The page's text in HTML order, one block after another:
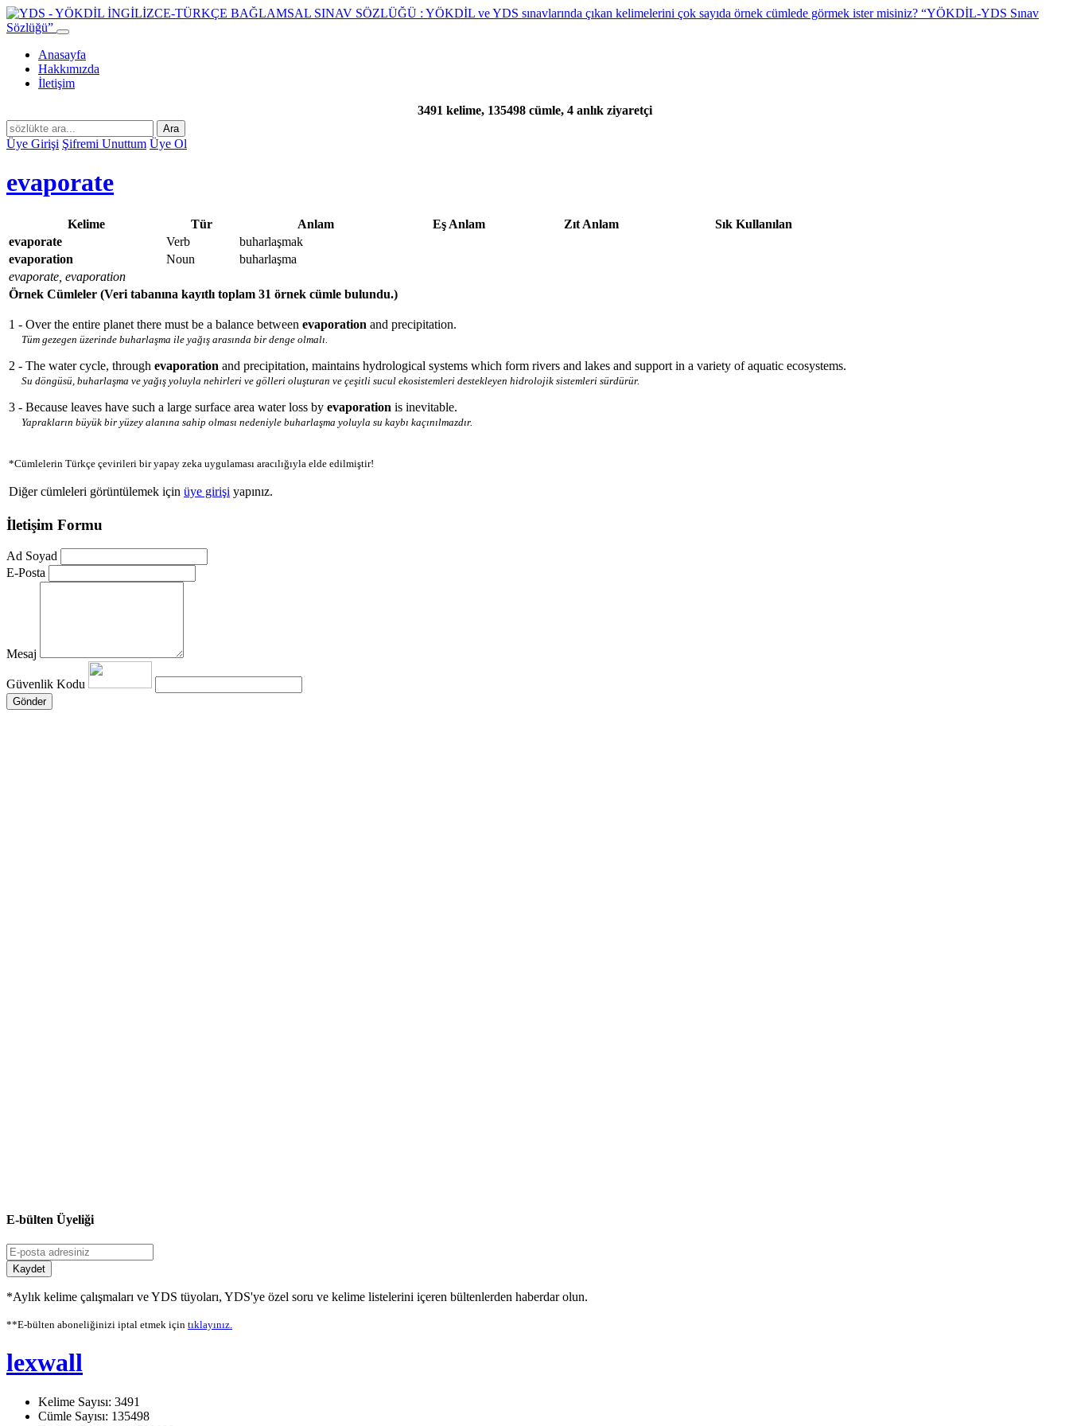
“YÖKDİL-YDS Sınav
Sözlüğü”
Anasayfa
Hakkımızda
İletişim
3491 kelime, 135498 cümle, 4 anlık ziyaretçi
Ara
Üye Girişi Şifremi Unuttum Üye Ol
evaporate
Kelime Tür Anlam Eş Anlam Zıt Anlam
Sık Kullanılan
evaporate
Verb
buharlaşmak
evaporation
Noun
buharlaşma
evaporate, evaporation
Örnek Cümleler (Veri tabanına kayıtlı toplam 31 örnek cümle bulundu.)
1 - Over the entire planet there must be a balance between evaporation and precipitation.
Tüm gezegen üzerinde buharlaşma ile yağış arasında bir denge olmalı.
2 - The water cycle, through evaporation and precipitation, maintains hydrological systems which form rivers and lakes and support in a variety of aquatic ecosystems.
Su döngüsü, buharlaşma ve yağış yoluyla nehirleri ve gölleri oluşturan ve çeşitli sucul ekosistemleri destekleyen hidrolojik sistemleri sürdürür.
3 - Because leaves have such a large surface area water loss by evaporation is inevitable.
Yaprakların büyük bir yüzey alanına sahip olması nedeniyle buharlaşma yoluyla su kaybı kaçınılmazdır.
*Cümlelerin Türkçe çevirileri bir yapay zeka uygulaması aracılığıyla elde edilmiştir!
Diğer cümleleri görüntülemek için üye girişi yapınız.
İletişim Formu
Ad Soyad
E-Posta
Mesaj
Güvenlik Kodu
Gönder
E-bülten Üyeliği
Kaydet
*Aylık kelime çalışmaları ve YDS tüyoları, YDS'ye özel soru ve kelime listelerini içeren bültenlerden haberdar olun.
**E-bülten aboneliğinizi iptal etmek için tıklayınız.
lexwall
Kelime Sayısı: 3491
Cümle Sayısı: 135498